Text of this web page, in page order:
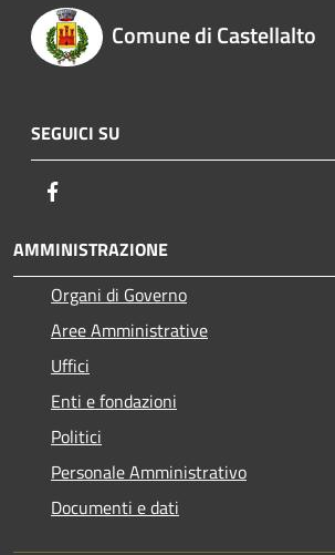
Comune di Castellalto
SEGUICI SU
AMMINISTRAZIONE
Organi di Governo
Aree Amministrative
Uffici
Enti e fondazioni
Politici
Personale Amministrativo
Documenti e dati